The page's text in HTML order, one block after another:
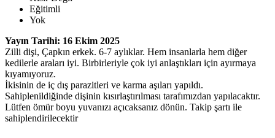
Eğitimli
Yok
Yayın Tarihi: 16 Ekim 2025
Zilli dişi, Çapkın erkek. 6-7 aylıklar. Hem insanlarla hem diğer
kedilerle araları iyi. Birbirleriyle çok iyi anlaştıkları için ayırmaya
kıyamıyoruz.
İkisinin de iç dış parazitleri ve karma aşıları yapıldı.
Sahiplenildiğinde dişinin kısırlaştırılması tarafımızdan yapılacaktır.
Lütfen ömür boyu yuvanızı açıcaksanız dönün. Takip şartı ile
sahiplendirilecektir